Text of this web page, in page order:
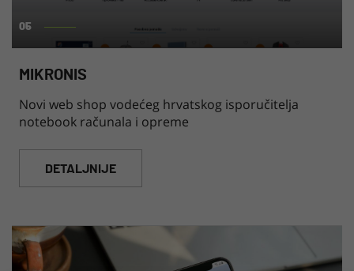
05
MIKRONIS
Novi web shop vodećeg hrvatskog isporučitelja
notebook računala i opreme
DETALJNIJE